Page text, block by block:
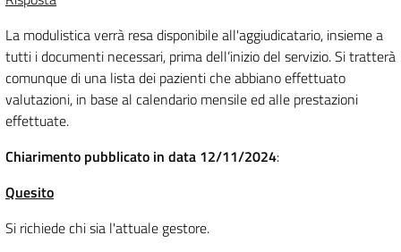
La modulistica verrà resa disponibile all'aggiudicatario, insieme a
tutti i documenti necessari, prima dell’inizio del servizio. Si tratterà
comunque di una lista dei pazienti che abbiano effettuato
valutazioni, in base al calendario mensile ed alle prestazioni
effettuate.
Chiarimento pubblicato in data 12/11/2024:
Quesito
Si richiede chi sia l'attuale gestore.